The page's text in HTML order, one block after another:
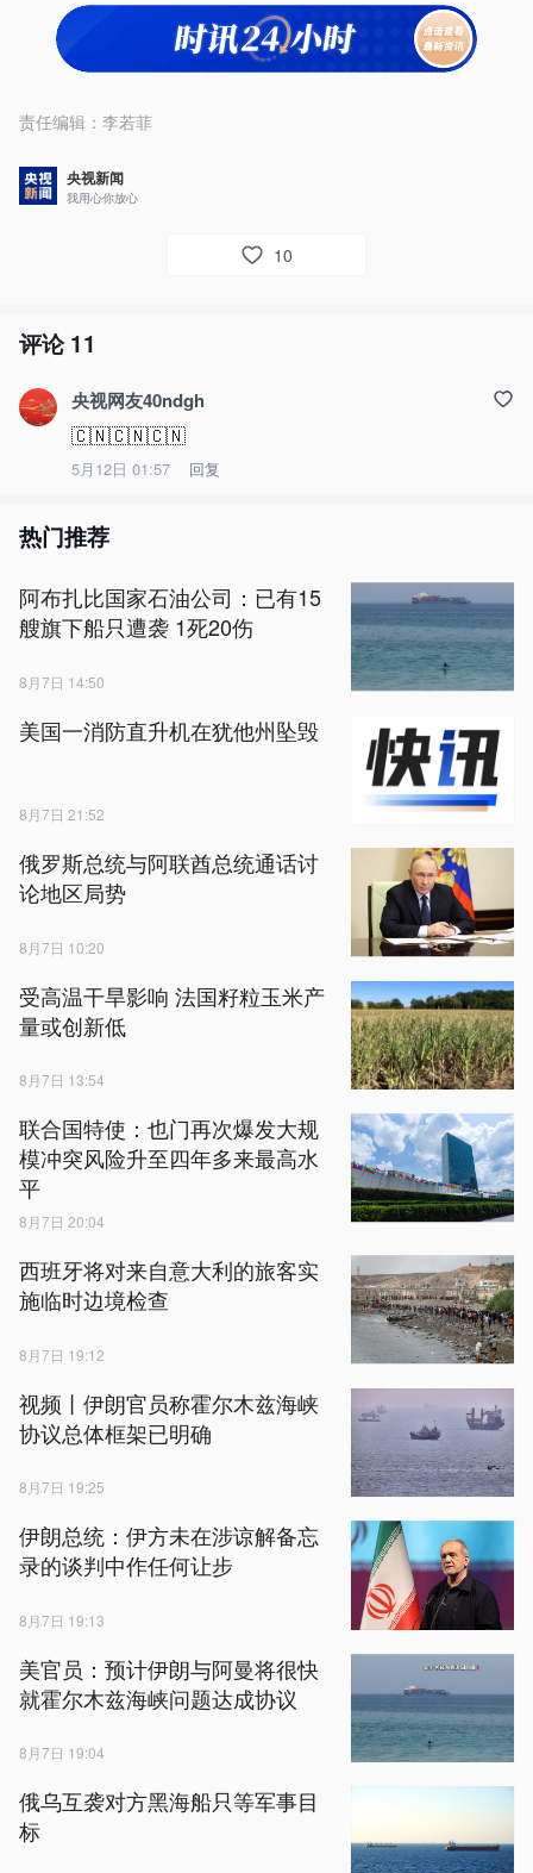
责任编辑： 李若菲
央视新闻
我用心你放心
10
评论11
央视网友40ndgh
🇨🇳🇨🇳🇨🇳
5月12日 01:57 回复
热门推荐
阿布扎比国家石油公司：已有15
艘旗下船只遭袭 1死20伤
8月7日 14:50
美国一消防直升机在犹他州坠毁
8月7日 21:52
俄罗斯总统与阿联酋总统通话讨
论地区局势
8月7日 10:20
受高温干旱影响 法国籽粒玉米产
量或创新低
8月7日 13:54
联合国特使：也门再次爆发大规
模冲突风险升至四年多来最高水
平
8月7日 20:04
西班牙将对来自意大利的旅客实
施临时边境检查
8月7日 19:12
视频丨伊朗官员称霍尔木兹海峡
协议总体框架已明确
8月7日 19:25
伊朗总统：伊方未在涉谅解备忘
录的谈判中作任何让步
8月7日 19:13
美官员：预计伊朗与阿曼将很快
就霍尔木兹海峡问题达成协议
8月7日 19:04
俄乌互袭对方黑海船只等军事目
标